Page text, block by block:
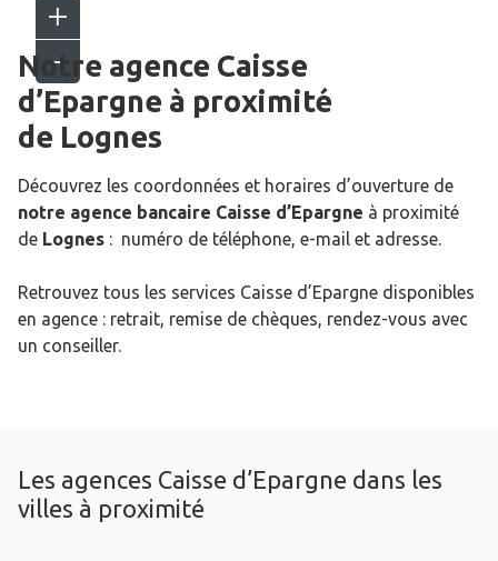
Notre agence Caisse
d’Epargne à proximité
de Lognes
Découvrez les coordonnées et horaires d’ouverture de
notre agence bancaire Caisse d’Epargne à proximité
de Lognes : numéro de téléphone, e-mail et adresse.
Retrouvez tous les services Caisse d’Epargne disponibles
en agence : retrait, remise de chèques, rendez-vous avec
un conseiller.
Les agences Caisse d’Epargne dans les
villes à proximité